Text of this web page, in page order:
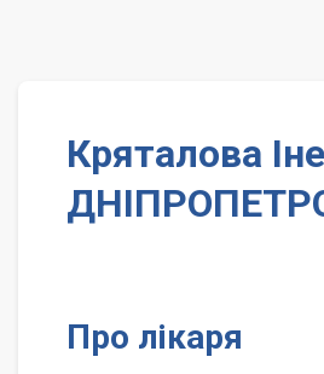
Кряталова
Про лікаря